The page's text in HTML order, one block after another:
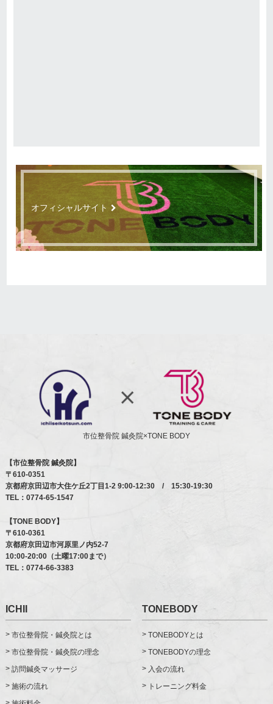
オフィシャルサイト
市位整骨院 鍼灸院×TONE BODY
【市位整骨院 鍼灸院】
〒610-0351
京都府京田辺市大住ケ丘2丁目1-2 9:00-12:30 / 15:30-19:30
TEL： 0774-65-1547
【TONE BODY】
〒610-0361
京都府京田辺市河原里ノ内52-7
10:00-20:00（土曜17:00まで）
TEL： 0774-66-3383
ICHII
市位整骨院・鍼灸院とは
市位整骨院・鍼灸院の理念
訪問鍼灸マッサージ
施術の流れ
TONEBODY
TONEBODYとは
TONEBODYの理念
入会の流れ
トレーニング料金